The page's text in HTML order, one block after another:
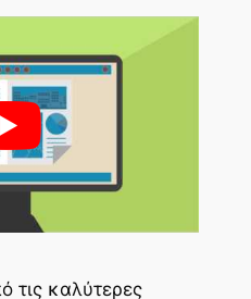
τις καλύτερες